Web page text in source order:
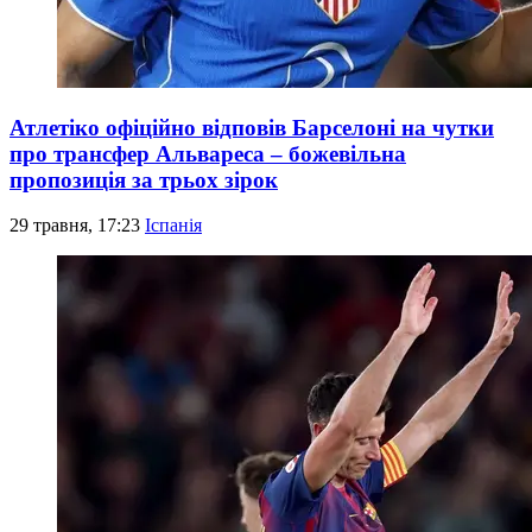
Атлетіко офіційно відповів Барселоні на чутки
про трансфер Альвареса – божевільна
пропозиція за трьох зірок
29 травня, 17:23 Іспанія